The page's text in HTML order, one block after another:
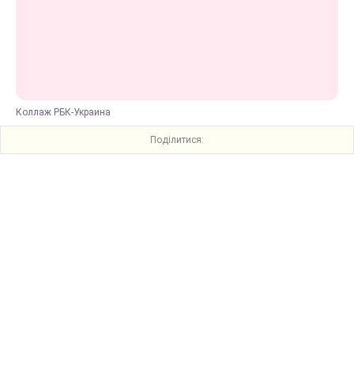
Коллаж РБК-Украина
Поділитися: